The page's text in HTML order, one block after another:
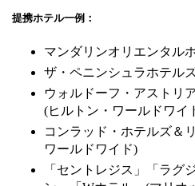
提携ホテル一例：
マンダリンオリエンタル
ザ・ペニンシュラホテル
ウォルドーフ・アストリ
(ヒルトン・ワールドワイ
コンラッド・ホテルズ＆
ワールドワイド)
「セントレジス」「ラグ